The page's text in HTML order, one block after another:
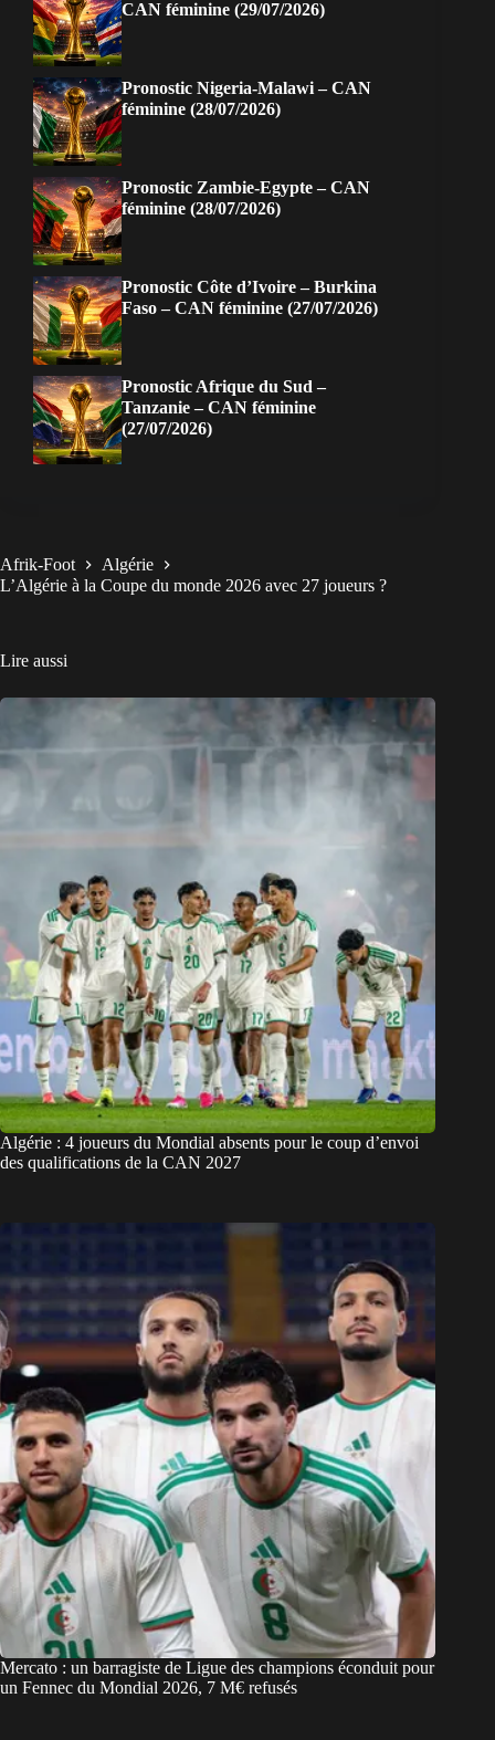
CAN féminine (29/07/2026)
Pronostic Nigeria-Malawi – CAN
féminine (28/07/2026)
Pronostic Zambie-Egypte – CAN
féminine (28/07/2026)
Pronostic Côte d’Ivoire – Burkina
Faso – CAN féminine (27/07/2026)
Pronostic Afrique du Sud –
Tanzanie – CAN féminine
(27/07/2026)
Afrik-Foot
Algérie
L’Algérie à la Coupe du monde 2026 avec 27 joueurs ?
Lire aussi
Algérie : 4 joueurs du Mondial absents pour le coup d’envoi
des qualifications de la CAN 2027
Mercato : un barragiste de Ligue des champions éconduit pour
un Fennec du Mondial 2026, 7 M€ refusés